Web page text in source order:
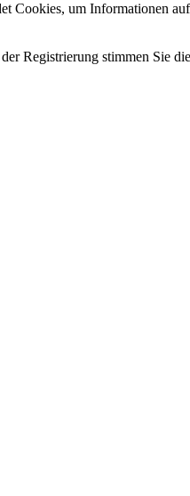
Cookies, um Informationen
Registrierung stimmen Sie